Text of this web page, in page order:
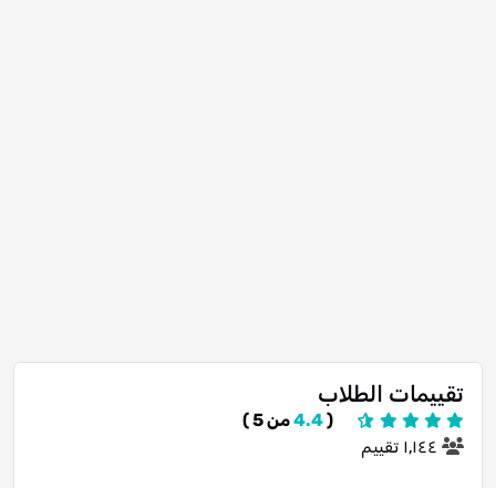
تقييمات الطلاب
(
4.4من 5 )
١٬١٤٤ تقييم